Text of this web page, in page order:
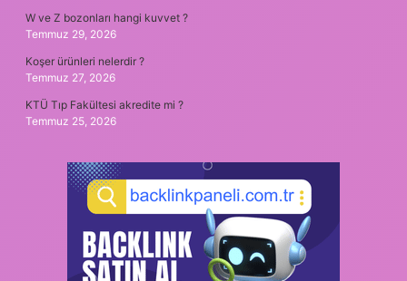
W ve Z bozonları hangi kuvvet ?
Temmuz 29, 2026
Koşer ürünleri nelerdir ?
Temmuz 27, 2026
KTÜ Tıp Fakültesi akredite mi ?
Temmuz 25, 2026